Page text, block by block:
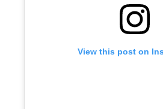
View this post on